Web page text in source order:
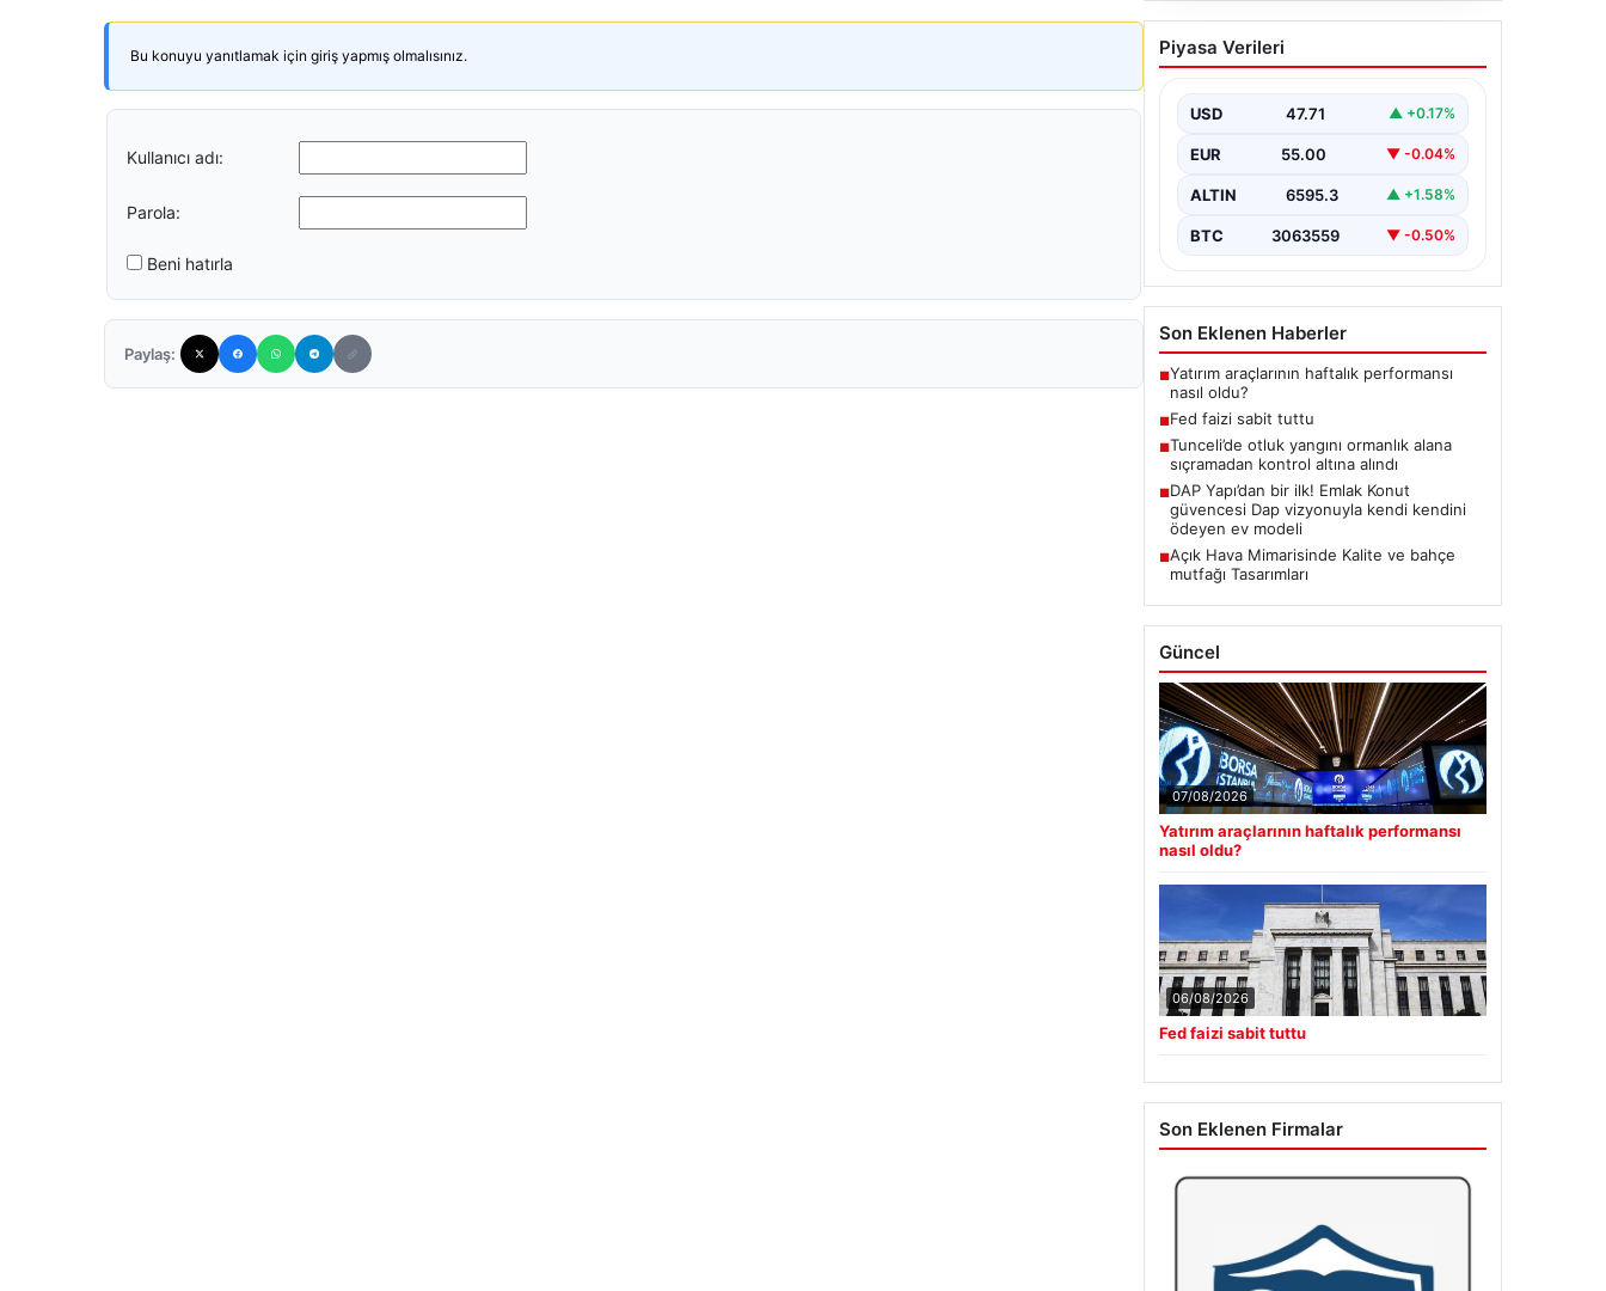
Bu konuyu yanıtlamak için giriş yapmış olmalısınız.
Kullanıcı adı:
Parola:
Beni hatırla
Paylaş:
Fed faizi sabit tuttu
Piyasa Verileri
USD 47.71 ▲ +0.17%
EUR 55.00 ▼ -0.04%
ALTIN 6595.3 ▲ +1.58%
BTC 3063559 ▼ -0.50%
Son Eklenen Haberler
■Yatırım araçlarının haftalık performansı
nasıl oldu?
■Fed faizi sabit tuttu
■Tunceli’de otluk yangını ormanlık alana
sıçramadan kontrol altına alındı
■DAP Yapı’dan bir ilk! Emlak Konut
güvencesi Dap vizyonuyla kendi kendini
ödeyen ev modeli
■Açık Hava Mimarisinde Kalite ve bahçe
mutfağı Tasarımları
Güncel
07/08/2026
Yatırım araçlarının haftalık performansı
nasıl oldu?
06/08/2026
Fed faizi sabit tuttu
Son Eklenen Firmalar